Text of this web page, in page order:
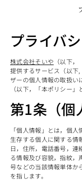
プライバ
株式会社そいや （以下
提供するサービス（以下
ザーの個人情報の取扱い
（以下，「本ポリシー」
第1条（個
「個人情報」とは，個
生存する個人に関する情
日，住所，電話番号，
る情報及び容貌，指紋，
号などの当該情報単体か
を指します。